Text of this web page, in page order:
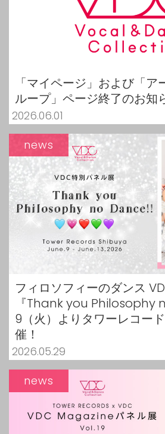
「マイページ」および「
ループ」ページ終了のお知
2026.06.01
フィロソフィーのダンス
『Thank you Philosophy
9（火）よりタワーレコー
催！
2026.05.29
news
news